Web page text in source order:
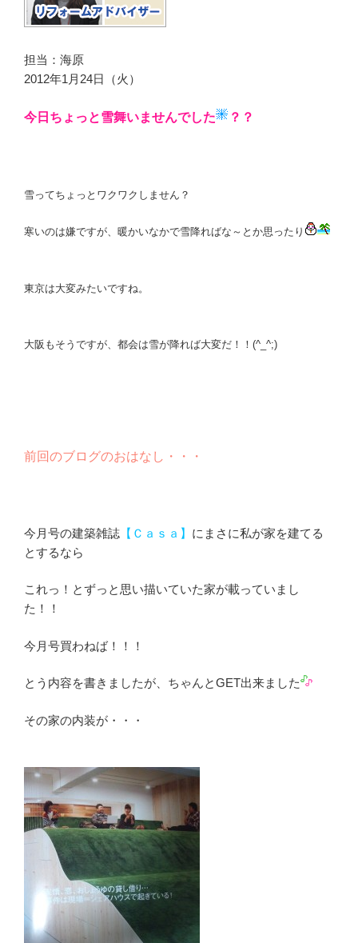
担当：海原
2012年1月24日（火）
今日ちょっと雪舞いませんでした ？？
雪ってちょっとワクワクしません？
寒いのは嫌ですが、暖かいなかで雪降ればな～とか思ったり
東京は大変みたいですね。
大阪もそうですが、都会は雪が降れば大変だ！！(^_^;)
前回のブログのおはなし・・・
今月号の建築雑誌 【Ｃａｓａ】 にまさに私が家を建てる
とするなら
これっ！とずっと思い描いていた家が載っていまし
た！！
今月号買わねば！！！
とう内容を書きましたが、ちゃんとGET出来ました
その家の内装が・・・